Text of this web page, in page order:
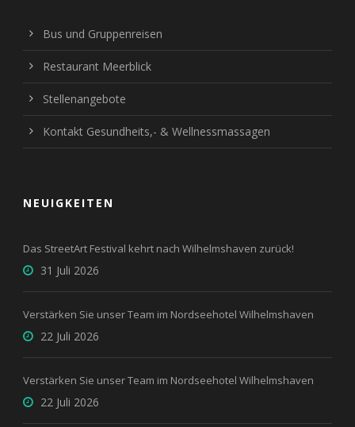
Bus und Gruppenreisen
Restaurant Meerblick
Stellenangebote
Kontakt Gesundheits,- & Wellnessmassagen
NEUIGKEITEN
Das StreetArt Festival kehrt nach Wilhelmshaven zurück!
31 Juli 2026
Verstärken Sie unser Team im Nordseehotel Wilhelmshaven
22 Juli 2026
Verstärken Sie unser Team im Nordseehotel Wilhelmshaven
22 Juli 2026